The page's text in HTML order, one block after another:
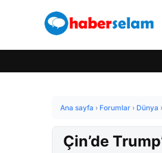
Ana sayfa › Forumlar › Dünya ›
Çin’de